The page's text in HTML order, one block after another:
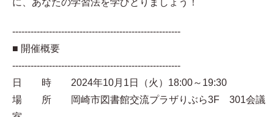
に、あなたの学習法を学びとりましょう！
-------------------------------------------------------
■ 開催概要
-------------------------------------------------------
日 時 2024年10月1日（火）18:00～19:30
場 所 岡崎市図書館交流プラザりぶら3F 301会議